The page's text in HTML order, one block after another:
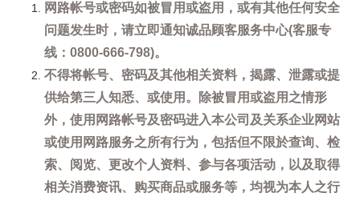
网路帐号或密码如被冒用或盗用，或有其他任何安全
问题发生时，请立即通知诚品顾客服务中心(客服专
线：0800-666-798)。
不得将帐号、密码及其他相关资料，揭露、泄露或提
供给第三人知悉、或使用。除被冒用或盗用之情形
外，使用网路帐号及密码进入本公司及关系企业网站
或使用网路服务之所有行为，包括但不限於查询、检
索、阅览、更改个人资料、参与各项活动，以及取得
相关消费资讯、购买商品或服务等，均视为本人之行